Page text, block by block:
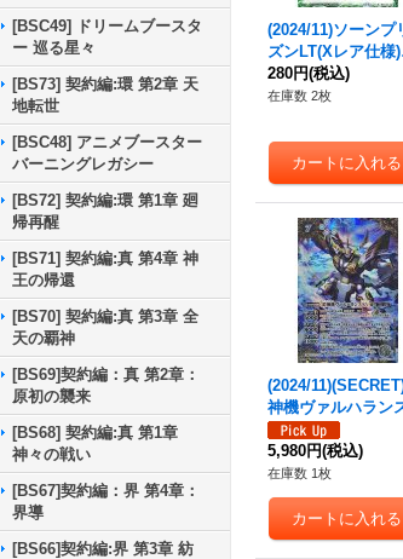
[BSC49] ドリームブースタ
ー 巡る星々
[BS73] 契約編:環 第2章 天
地転世
[BSC48] アニメブースター
バーニングレガシー
[BS72] 契約編:環 第1章 廻
帰再醒
[BS71] 契約編:真 第4章 神
王の帰還
[BS70] 契約編:真 第3章 全
天の覇神
[BS69]契約編：真 第2章：
原初の襲来
[BS68] 契約編:真 第1章
神々の戦い
[BS67]契約編：界 第4章：
界導
[BS66]契約編:界 第3章 紡
(2024/11)ソーンプ
ズンLT(Xレア仕様)
【R】{BSC45-097}
《緑》
280円(税込)
在庫数 2枚
(2024/
神機ヴァルハラン
V【XV-SEC】
-XV04}《白》
5,980円(税込)
在庫数 1枚